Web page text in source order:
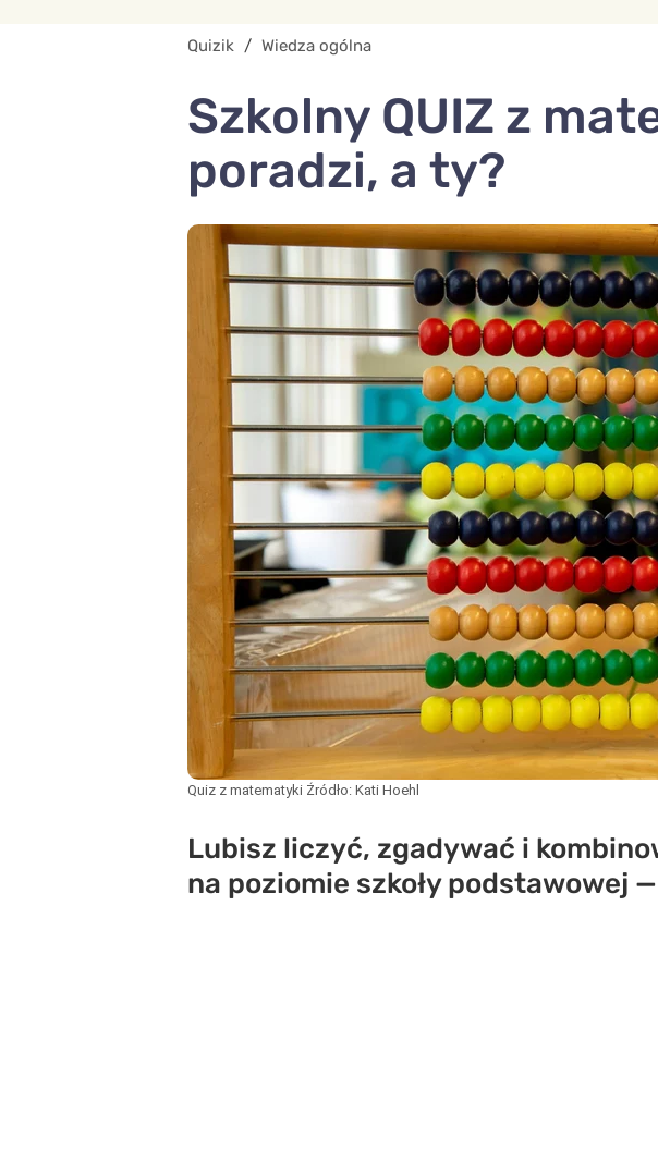
Quizik / Wiedza ogólna
Szkolny QUIZ z
poradzi, a ty?
Quiz z matematyki Źródło: Kati Hoehl
Lubisz liczyć, zgadywać i
na poziomie szkoły podstawowej